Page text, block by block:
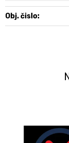
Obj. čislo: